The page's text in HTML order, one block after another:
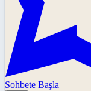
Sohbete Başla